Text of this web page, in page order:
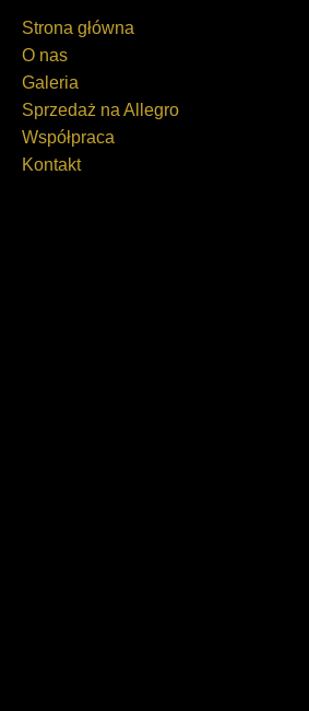
Strona główna
O nas
Galeria
Sprzedaż na Allegro
Współpraca
Kontakt